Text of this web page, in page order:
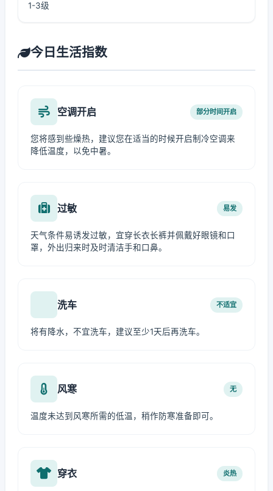
1-3级
今日生活指数
空调开启 部分时间开启
您将感到些燥热，建议您在适当的时候开启制冷空调来
降低温度，以免中暑。
过敏 易发
天气条件易诱发过敏，宜穿长衣长裤并佩戴好眼镜和口
罩，外出归来时及时清洁手和口鼻。
洗车 不适宜
将有降水，不宜洗车，建议至少1天后再洗车。
风寒 无
温度未达到风寒所需的低温，稍作防寒准备即可。
穿衣 炎热